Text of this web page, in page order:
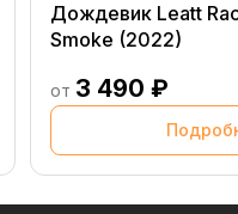
Дождевик Leatt
Smoke (2022)
от 3 490 ₽